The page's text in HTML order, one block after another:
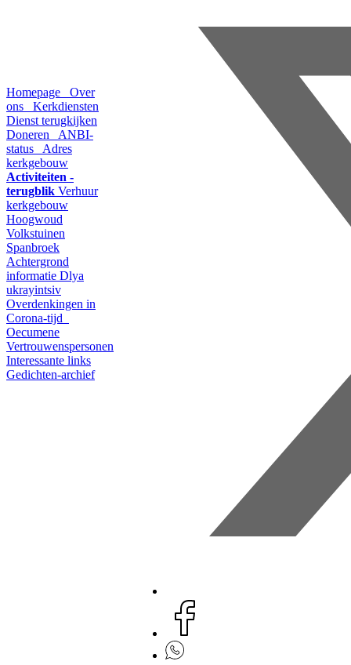
Homepage
Over
ons
Kerkdiensten
Dienst terugkijken
Doneren
ANBI-
status
Adres
kerkgebouw
Activiteiten -
terugblik Verhuur
kerkgebouw
Hoogwoud
Volkstuinen
Spanbroek
Achtergrond
informatie Dlya
ukrayintsiv
Overdenkingen in
Corona-tijd
Oecumene
Vertrouwenspersonen
Interessante links
Gedichten-archief